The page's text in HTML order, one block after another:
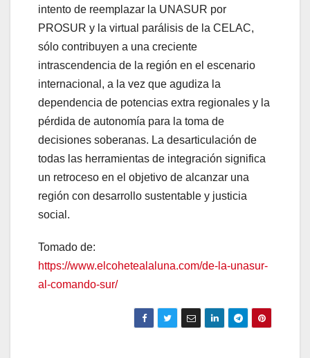
intento de reemplazar la UNASUR por
PROSUR y la virtual parálisis de la CELAC,
sólo contribuyen a una creciente
intrascendencia de la región en el escenario
internacional, a la vez que agudiza la
dependencia de potencias extra regionales y la
pérdida de autonomía para la toma de
decisiones soberanas. La desarticulación de
todas las herramientas de integración significa
un retroceso en el objetivo de alcanzar una
región con desarrollo sustentable y justicia
social.
Tomado de:
https://www.elcohetealaluna.com/de-la-unasur-
al-comando-sur/